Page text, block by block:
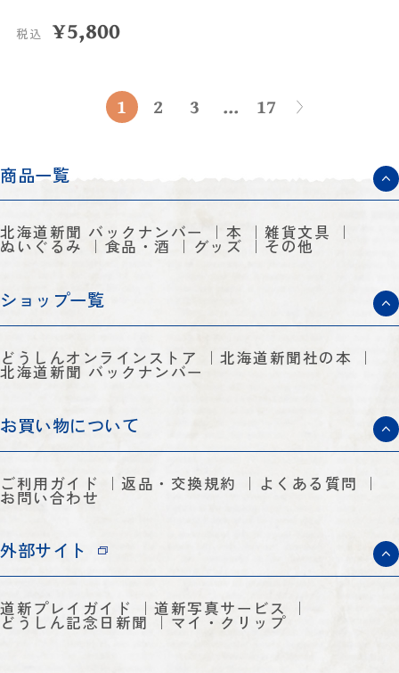
税込 ¥5,800
1 2 3 ... 17
商品一覧
北海道新聞 バックナンバー 本 雑貨文具
ぬいぐるみ 食品・酒 グッズ その他
ショップ一覧
どうしんオンラインストア 北海道新聞社の本
北海道新聞 バックナンバー
お買い物について
ご利用ガイド 返品・交換規約 よくある質問
お問い合わせ
外部サイト
道新プレイガイド 道新写真サービス
どうしん記念日新聞 マイ・クリップ